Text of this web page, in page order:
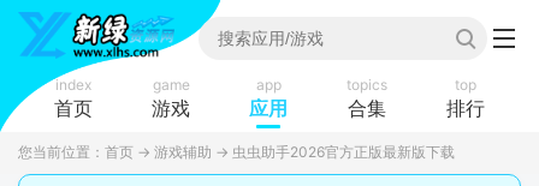
index
首页
game
游戏
app
应用
topics
合集
top
排行
您当前位置： 首页 → 游戏辅助 → 虫虫助手2026官方正版最新版下载